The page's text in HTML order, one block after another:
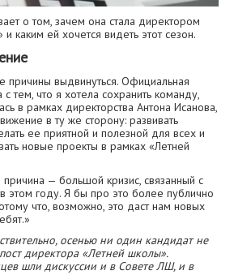
о том, зачем она стала директором
каким ей хочется видеть этот сезон.
выдвинуться. Официальная
с тем, что я хотела сохранить команду,
в рамках директорства Антона Исанова,
в ту же сторону: развивать
ее приятной и полезной для всех и
новые проекты в рамках «Летней
— большой кризис, связанный с
этом году. Я бы про это более публично
что, возможно, это даст нам новых
осенью ни один кандидат не
директора «Летней школы».
шли дискуссии и в Совете ЛШ, и в